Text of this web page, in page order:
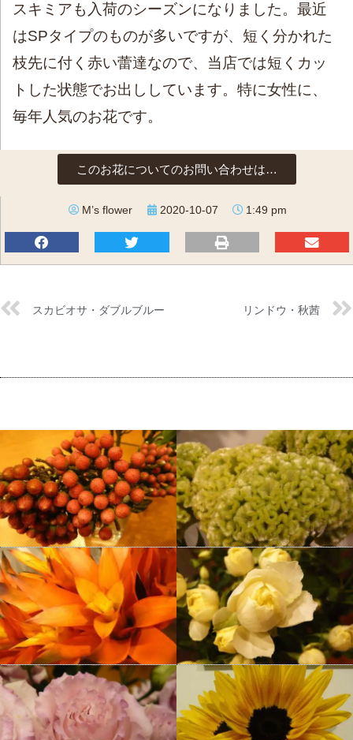
スキミアも入荷のシーズンになりました。最近
はSPタイプのものが多いですが、短く分かれた
枝先に付く赤い蕾達なので、当店では短くカッ
トした状態でお出ししています。特に女性に、
毎年人気のお花です。
このお花についてのお問い合わせは…
M’s flower 2020-10-07 1:49 pm
スカビオサ・ダブルブルー リンドウ・秋茜